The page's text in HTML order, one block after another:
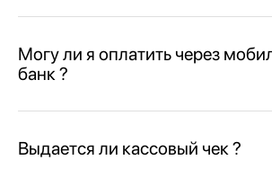
Могу ли я оплатить через
банк ?
Выдается ли кассовый чек ?